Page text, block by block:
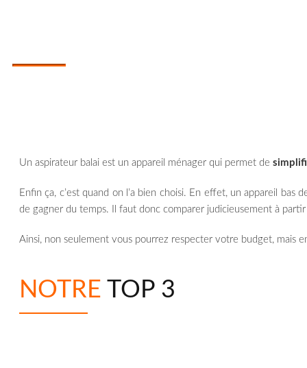
Un aspirateur balai est un appareil ménager qui permet de
Enfin ça, c’est quand on l’a bien choisi. En effet, un appareil
de gagner du temps. Il faut donc comparer judicieusement à
Ainsi, non seulement vous pourrez respecter votre budget, mais
NOTRE TOP 3